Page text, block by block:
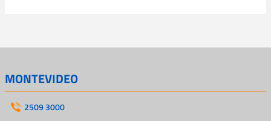
MONTEVIDEO
2509 3000